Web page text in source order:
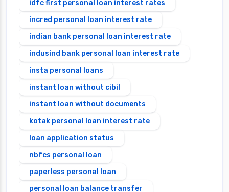
idfc first personal loan interest rates
incred personal loan interest rate
indian bank personal loan interest rate
indusind bank personal loan interest rate
insta personal loans
instant loan without cibil
instant loan without documents
kotak personal loan interest rate
loan application status
nbfcs personal loan
paperless personal loan
personal loan balance transfer